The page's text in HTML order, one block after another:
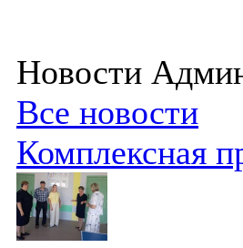
Новости
Все новости
Комплексная